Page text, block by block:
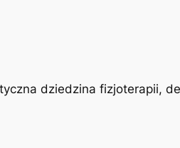
dziedzina fizjoterapii,